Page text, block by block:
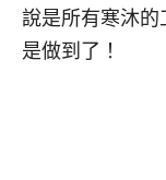
說是所有寒沐
是做到了！